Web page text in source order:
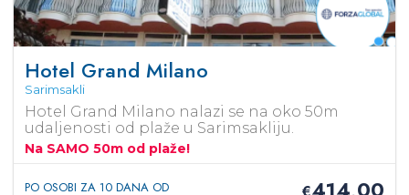
Hotel Grand Milano
Sarimsakli
Hotel Grand Milano nalazi se na oko 50m
udaljenosti od plaže u Sarimsakliju.
Na SAMO 50m od plaže!
PO OSOBI ZA 10 DANA OD